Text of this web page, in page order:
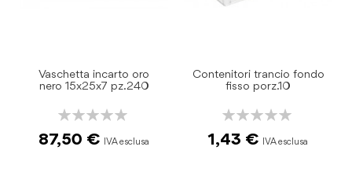
Vaschetta incarto oro
nero 15x25x7 pz.240
Rating:
87,50 €
Contenitori trancio fondo
fisso porz.10
Rating:
1,43 €